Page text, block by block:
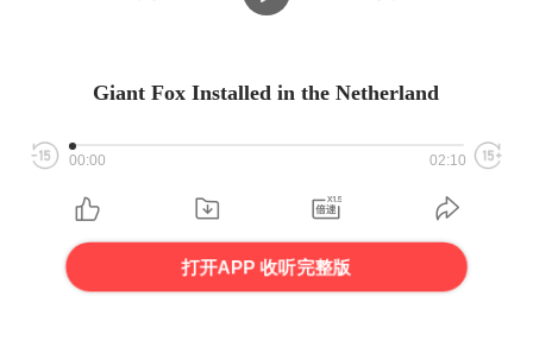
Giant Fox Installed in the Netherland
00:00 02:10
打开APP 收听完整版